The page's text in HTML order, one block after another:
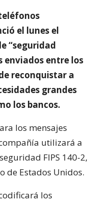
el lunes el
“seguridad
enviados entre los
reconquistar a
grandes
los bancos.
los mensajes
utilizará a
FIPS 140-2,
de Estados Unidos.
los